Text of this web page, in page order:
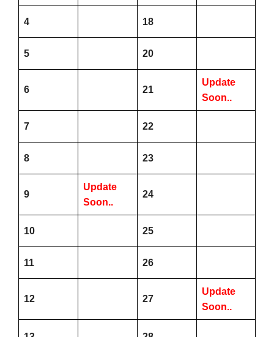
4 18
5 20
6 21
Update
Soon..
7 22
8 23
9
Update
Soon..
24
10 25
11 26
12 27
Update
Soon..